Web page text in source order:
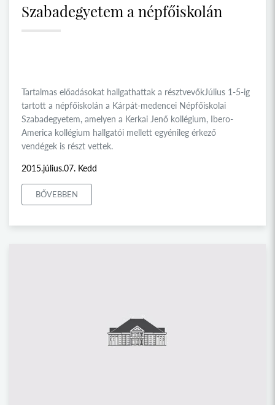
Szabadegyetem a népfőiskolán
Tartalmas előadásokat hallgathattak a résztvevőkJúlius 1-5-ig
tartott a népfőiskolán a Kárpát-medencei Népfőiskolai
Szabadegyetem, amelyen a Kerkai Jenő kollégium, Ibero-
America kollégium hallgatói mellett egyénileg érkező
vendégek is részt vettek.
2015.július.07. Kedd
BŐVEBBEN